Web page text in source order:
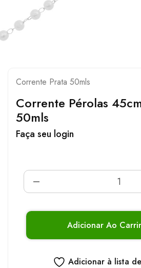
Corrente Prata 50mls
Corrente Pérolas
50mls
Faça seu login
Adicionar Ao
Adicionar à lista